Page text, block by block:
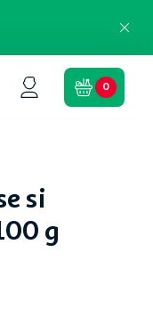
0
si
g